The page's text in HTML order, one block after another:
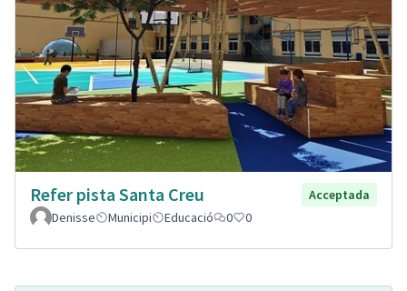
Refer pista Santa Creu
Acceptada
Denisse
Municipi Educació 0 0